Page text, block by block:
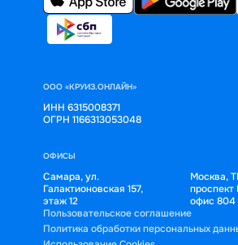
ООО «КРУИЗ.ОНЛАЙН»
ИНН 6315008371
ОГРН 1166313053048
ОФИСЫ
Самара, ул.
Галактионовская 157,
этаж 12
Москва,
офис 804
Пользовательское соглашение
Политика обработки персональных